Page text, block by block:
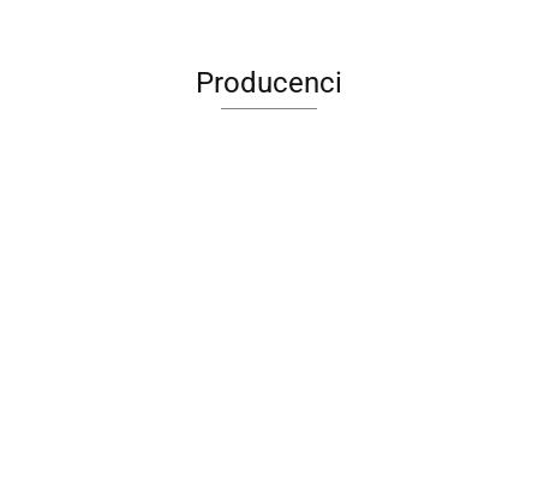
Producenci